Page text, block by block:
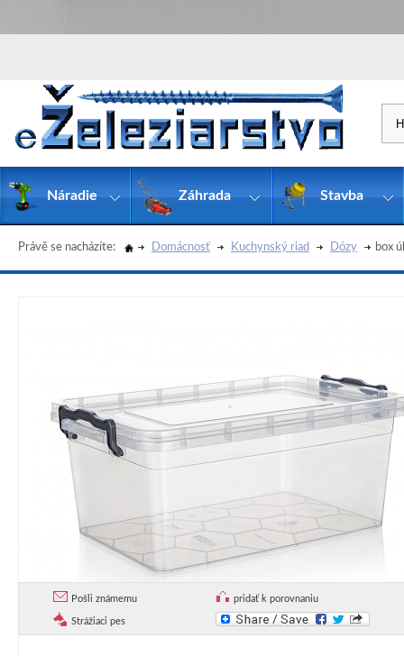
Právě se nacházíte: Domácnosť Kuchynský riad Dózy box
Pošli známemu pridať k porovnaniu
Strážiaci pes
Náradie Záhrada Stavba